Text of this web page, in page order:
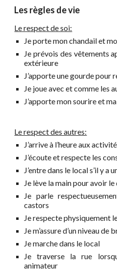
Les règles de vie
Le respect de soi:
Je porte mon chandail et
Je prévois des vêtements
extérieure
J’apporte une gourde pour
Je joue avec et comme les
J’apporte mon sourire et
Le respect des autres:
J’arrive à l’heure aux
J’écoute et respecte les
J’entre dans le local s’il y a
Je lève la main pour avoir
Je parle
castors
Je respecte physiquement
Je m’assure d’un niveau
Je marche dans le local
Je traverse la rue
animateur